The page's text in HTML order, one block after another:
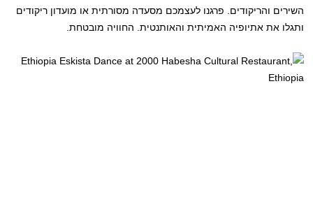
השירים והריקודים. פרגנו לעצמכם מסעדה מסורתית או מועדון ריקודים
ותגלו את אתיופיה האמיתית והאותנטית. החוויה מובטחת.